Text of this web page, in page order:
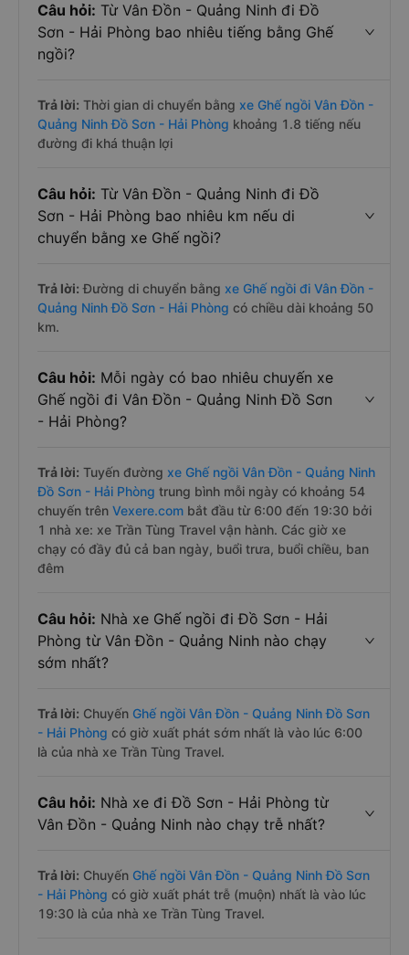
Câu hỏi: Từ Vân Đồn - Quảng Ninh đi Đồ
Sơn - Hải Phòng bao nhiêu tiếng bằng Ghế
ngồi?
Trả lời: Thời gian di chuyển bằng xe Ghế ngồi Vân Đồn -
Quảng Ninh Đồ Sơn - Hải Phòng khoảng 1.8 tiếng nếu
đường đi khá thuận lợi
Câu hỏi: Từ Vân Đồn - Quảng Ninh đi Đồ
Sơn - Hải Phòng bao nhiêu km nếu di
chuyển bằng xe Ghế ngồi?
Trả lời: Đường di chuyển bằng xe Ghế ngồi đi Vân Đồn -
Quảng Ninh Đồ Sơn - Hải Phòng có chiều dài khoảng 50
km.
Câu hỏi: Mỗi ngày có bao nhiêu chuyến xe
Ghế ngồi đi Vân Đồn - Quảng Ninh Đồ Sơn
- Hải Phòng?
Trả lời: Tuyến đường xe Ghế ngồi Vân Đồn - Quảng Ninh
Đồ Sơn - Hải Phòng trung bình mỗi ngày có khoảng 54
chuyến trên Vexere.com bắt đầu từ 6:00 đến 19:30 bởi
1 nhà xe: xe Trần Tùng Travel vận hành. Các giờ xe
chạy có đầy đủ cả ban ngày, buổi trưa, buổi chiều, ban
đêm
Câu hỏi: Nhà xe Ghế ngồi đi Đồ Sơn - Hải
Phòng từ Vân Đồn - Quảng Ninh nào chạy
sớm nhất?
Trả lời: Chuyến Ghế ngồi Vân Đồn - Quảng Ninh Đồ Sơn
- Hải Phòng có giờ xuất phát sớm nhất là vào lúc 6:00
là của nhà xe Trần Tùng Travel.
Câu hỏi: Nhà xe đi Đồ Sơn - Hải Phòng từ
Vân Đồn - Quảng Ninh nào chạy trễ nhất?
Trả lời: Chuyến Ghế ngồi Vân Đồn - Quảng Ninh Đồ Sơn
- Hải Phòng có giờ xuất phát trễ (muộn) nhất là vào lúc
19:30 là của nhà xe Trần Tùng Travel.